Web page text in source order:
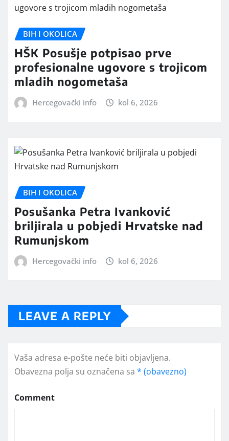
BIH I OKOLICA
HŠK Posušje potpisao prve
profesionalne ugovore s trojicom
mladih nogometaša
Hercegovački info kol 6, 2026
BIH I OKOLICA
Posušanka Petra Ivanković
briljirala u pobjedi Hrvatske nad
Rumunjskom
Hercegovački info kol 6, 2026
LEAVE A REPLY
Vaša adresa e-pošte neće biti objavljena.
Obavezna polja su označena sa * (obavezno)
Comment